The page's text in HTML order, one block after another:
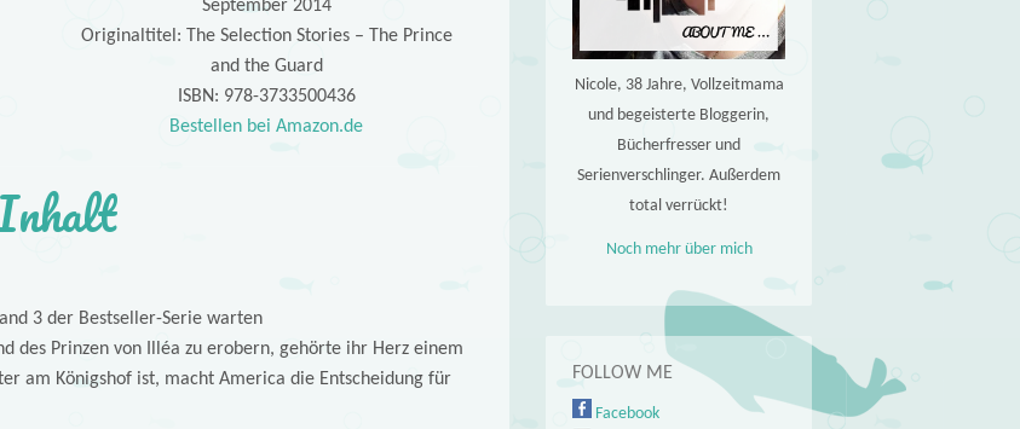
September 2014
Originaltitel: The Selection Stories – The Prince
and the Guard
ISBN: 978-3733500436
Bestellen bei Amazon.de
3 der Bestseller-Serie warten
des Prinzen von Illéa zu erobern, gehörte ihr Herz einem
am Königshof ist, macht America die Entscheidung für
Nicole, 38 Jahre, Vollzeitmama
und begeisterte Bloggerin,
Bücherfresser und
Serienverschlinger. Außerdem
total verrückt!
Noch mehr über mich
FOLLOW ME
Facebook